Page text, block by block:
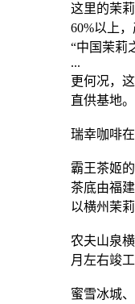
这里的茉
60%以上
“中国茉莉
...
更何况，
直供基地。
瑞幸咖啡
霸王茶姬
茶底由福
以横州茉
农夫山泉
月左右竣工
蜜雪冰城